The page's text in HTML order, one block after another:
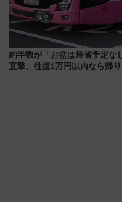
約半数が「お盆は帰省予定な
直撃、往復1万円以内なら帰